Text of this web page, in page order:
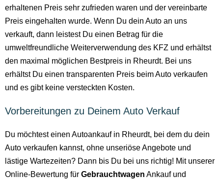
erhaltenen Preis sehr zufrieden waren und der vereinbarte
Preis eingehalten wurde. Wenn Du dein Auto an uns
verkauft, dann leistest Du einen Betrag für die
umweltfreundliche Weiterverwendung des KFZ und erhältst
den maximal möglichen Bestpreis in Rheurdt. Bei uns
erhältst Du einen transparenten Preis beim Auto verkaufen
und es gibt keine versteckten Kosten.
Vorbereitungen zu Deinem Auto Verkauf
Du möchtest einen Autoankauf in Rheurdt, bei dem du dein
Auto verkaufen kannst, ohne unseriöse Angebote und
lästige Wartezeiten? Dann bis Du bei uns richtig! Mit unserer
Online-Bewertung für Gebrauchtwagen Ankauf und